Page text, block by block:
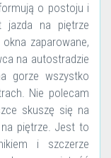
o postoju i
jazda na piętrze
zaparowane,
na autostradzie
gorze wszystko
Nie polecam
skuszę się na
piętrze. Jest to
i szczerze